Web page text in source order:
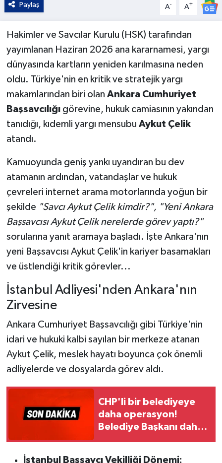
Paylaş A- A+
Hakimler ve Savcılar Kurulu (HSK) tarafından
yayımlanan Haziran 2026 ana kararnamesi, yargı
dünyasında kartların yeniden karılmasına neden
oldu. Türkiye'nin en kritik ve stratejik yargı
makamlarından biri olan Ankara Cumhuriyet
Başsavcılığıgörevine, hukuk camiasının yakından
tanıdığı, kıdemli yargı mensubu Aykut Çelik
atandı.
Kamuoyunda geniş yankı uyandıran bu dev
atamanın ardından, vatandaşlar ve hukuk
çevreleri internet arama motorlarında yoğun bir
şekilde "Savcı Aykut Çelik kimdir?", "Yeni Ankara
Başsavcısı Aykut Çelik nerelerde görev yaptı?"
sorularına yanıt aramaya başladı. İşte Ankara'nın
yeni Başsavcısı Aykut Çelik'in kariyer basamakları
ve üstlendiği kritik görevler...
İstanbul Adliyesi'nden Ankara'nın
Zirvesine
Ankara Cumhuriyet Başsavcılığı gibi Türkiye'nin
idari ve hukuki kalbi sayılan bir merkeze atanan
Aykut Çelik, meslek hayatı boyunca çok önemli
adliyelerde ve dosyalarda görev aldı.
CHP'li bir belediyeye
daha operasyon!
Belediye Başkanı dahil
İstanbul Başsavcı Vekilliği Dönemi: